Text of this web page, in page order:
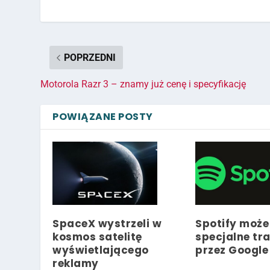
POPRZEDNI
Motorola Razr 3 – znamy już cenę i specyfikację
POWIĄZANE POSTY
SpaceX wystrzeli w
kosmos satelitę
wyświetlającego
reklamy
Spotify
specjalne
przez Google